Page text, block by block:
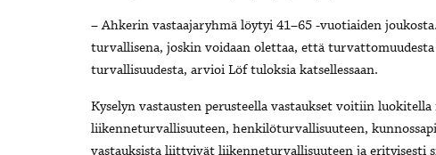
– Ahkerin vastaajaryhmä löytyi 41–65 -vuotiaiden
turvallisena, joskin voidaan olettaa, että
turvallisuudesta, arvioi Löf tuloksia katsellessaan.
Kyselyn vastausten perusteella vastaukset voitiin luokitella
liikenneturvallisuuteen, henkilöturvallisuuteen,